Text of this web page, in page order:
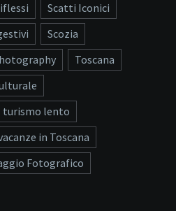
Scatti Iconici
Scozia
Toscana
turismo lento
in Toscana
Fotografico